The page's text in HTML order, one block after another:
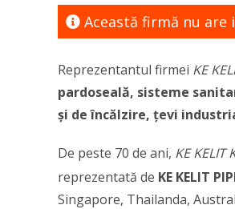
Această firmă nu are
Reprezentantul firmei KE
pardoseală, sisteme
și de încălzire, țevi
De peste 70 de ani, KE
reprezentată de KE KELIT
Singapore, Thailanda,